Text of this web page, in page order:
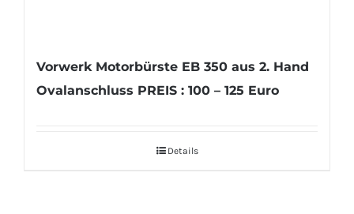
Vorwerk Motorbürste EB 350 aus 2. Hand
Ovalanschluss PREIS : 100 – 125 Euro
Details